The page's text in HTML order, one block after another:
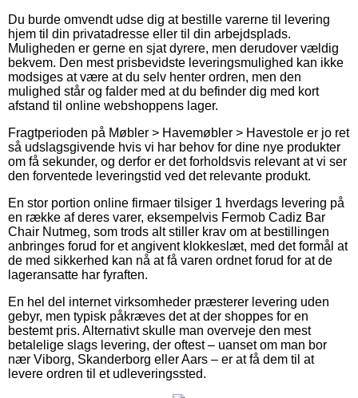
Du burde omvendt udse dig at bestille varerne til levering
hjem til din privatadresse eller til din arbejdsplads.
Muligheden er gerne en sjat dyrere, men derudover vældig
bekvem. Den mest prisbevidste leveringsmulighed kan ikke
modsiges at være at du selv henter ordren, men den
mulighed står og falder med at du befinder dig med kort
afstand til online webshoppens lager.
Fragtperioden på Møbler > Havemøbler > Havestole er jo ret
så udslagsgivende hvis vi har behov for dine nye produkter
om få sekunder, og derfor er det forholdsvis relevant at vi ser
den forventede leveringstid ved det relevante produkt.
En stor portion online firmaer tilsiger 1 hverdags levering på
en række af deres varer, eksempelvis Fermob Cadiz Bar
Chair Nutmeg, som trods alt stiller krav om at bestillingen
anbringes forud for et angivent klokkeslæt, med det formål at
de med sikkerhed kan nå at få varen ordnet forud for at de
lageransatte har fyraften.
En hel del internet virksomheder præsterer levering uden
gebyr, men typisk påkræves det at der shoppes for en
bestemt pris. Alternativt skulle man overveje den mest
betalelige slags levering, der oftest – uanset om man bor
nær Viborg, Skanderborg eller Aars – er at få dem til at
levere ordren til et udleveringssted.